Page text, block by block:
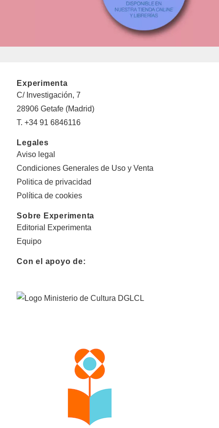
Experimenta
C/ Investigación, 7
28906 Getafe (Madrid)
T. +34 91 6846116
Legales
Aviso legal
Condiciones Generales de Uso y Venta
Politica de privacidad
Política de cookies
Sobre Experimenta
Editorial Experimenta
Equipo
Con el apoyo de: